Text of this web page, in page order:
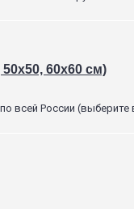
60х60 см)
всей России (выберите